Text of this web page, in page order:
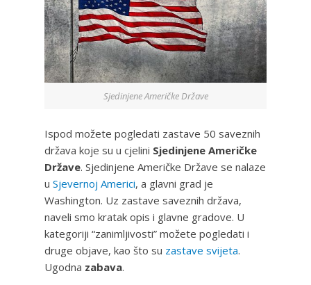
Sjedinjene Američke Države
Ispod možete pogledati zastave 50 saveznih
država koje su u cjelini Sjedinjene Američke
Države. Sjedinjene Američke Države se nalaze
u Sjevernoj Americi, a glavni grad je
Washington. Uz zastave saveznih država,
naveli smo kratak opis i glavne gradove. U
kategoriji “zanimljivosti” možete pogledati i
druge objave, kao što su zastave svijeta.
Ugodna zabava.